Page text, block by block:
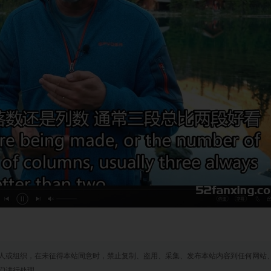
组织，在未征得本站同意时，禁止复制、盗用、采集、发布本站内容到任何网站